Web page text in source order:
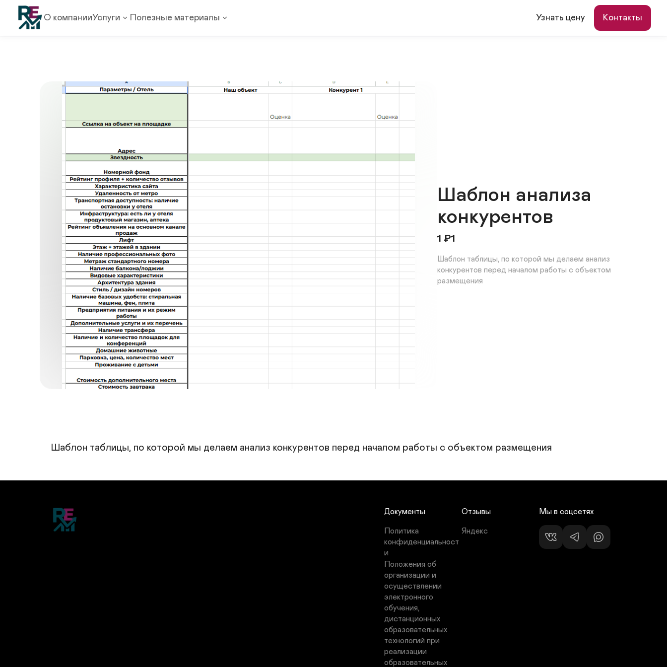
О компанииУслуги Полезные материалы Узнать цену Контакты
Шаблон анализа
конкурентов
1 ₽1
Шаблон таблицы, по которой мы делаем анализ
конкурентов перед началом работы с объектом
размещения
Шаблон таблицы, по которой мы делаем анализ конкурентов перед началом работы с объектом размещения
Документы
Политика
конфиденциальност
и
Положения об
организации и
осуществлении
электронного
обучения,
дистанционных
образовательных
технологий при
реализации
образовательных
Отзывы
Яндекс
Мы в соцсетях